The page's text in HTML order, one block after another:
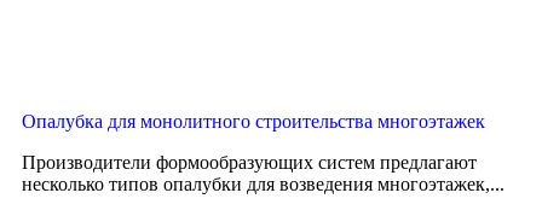
Опалубка для монолитного строительства многоэтажек
Производители формообразующих систем предлагают
несколько типов опалубки для возведения многоэтажек,...